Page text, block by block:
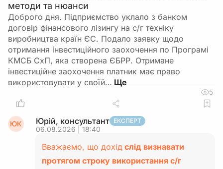
методи та нюанси
Доброго дня. Підприємство уклало з банком
договір фінансового лізингу на с/г техніку
виробництва країн ЄС. Подало заявку щодо
отримання інвестиційного заохочення по Програмі
КМСБ СхП, яка створена ЄБРР. Отримане
інвестиційне заохочення платник має право
використовувати у своїй…
5
ЮК Юрій, консультант ЕКСПЕРТ
06.08.2026 | 18:40
Вважаємо, що дохід слід визнавати
протягом строку використання с/г